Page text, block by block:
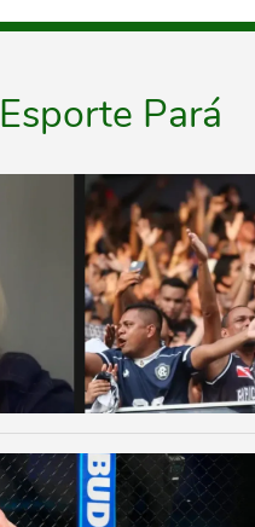
Esporte Pará